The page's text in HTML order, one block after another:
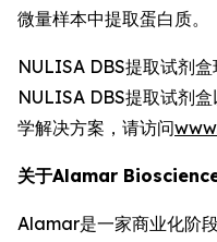
微量样本中提取蛋白质。
NULISA DBS提取试剂
NULISA DBS提取试剂
学解决方案，请访问
关于Alamar
Alamar是一家商业化阶